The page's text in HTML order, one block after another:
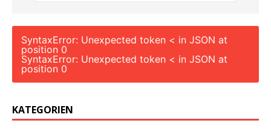
SyntaxError: Unexpected token < in JSON at
position 0
SyntaxError: Unexpected token < in JSON at
position 0
KATEGORIEN